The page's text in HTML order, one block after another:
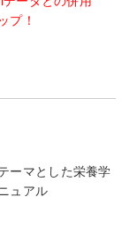
プ！
ーマとした栄養学
ュアル